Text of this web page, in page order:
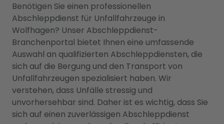
Benötigen Sie einen professionellen
Abschleppdienst für Unfallfahrzeuge in
Wolfhagen? Unser Abschleppdienst-
Branchenportal bietet Ihnen eine umfassende
Auswahl an qualifizierten Abschleppdiensten, die
sich auf die Bergung und den Transport von
Unfallfahrzeugen spezialisiert haben. Wir
verstehen, dass Unfälle stressig und
unvorhersehbar sind. Daher ist es wichtig, dass Sie
sich auf einen zuverlässigen Abschleppdienst